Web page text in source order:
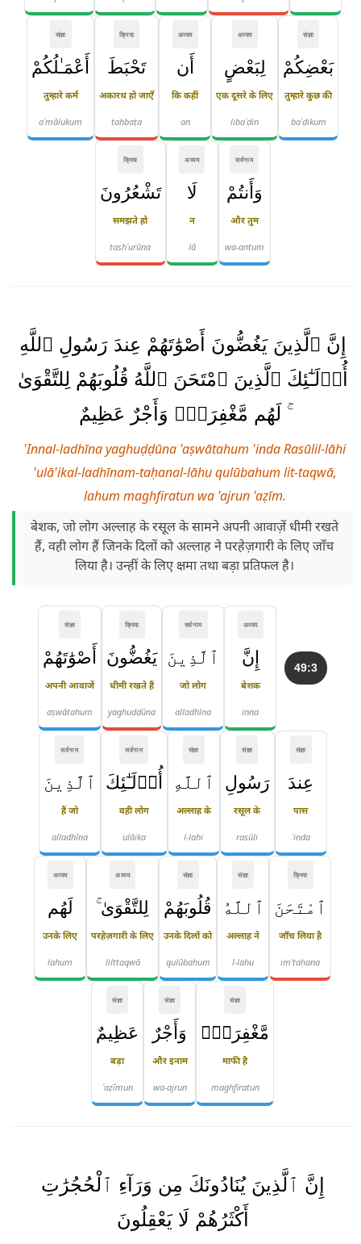
संज्ञा
بَعْضِكُمْ
तुम्हारे कुछ की
baʿḍikum
अव्यय
لِبَعْضٍ
एक दूसरे के लिए
libaʿḍin
अव्यय
أَن
कि कहीं
an
क्रिया
تَحْبَطَ
अकारथ हो जाएँ
taḥbaṭa
संज्ञा
أَعْمَـٰلُكُمْ
तुम्हारे कर्म
aʿmālukum
सर्वनाम
وَأَنتُمْ
और तुम
wa-antum
अव्यय
لَا
न
lā
क्रिया
تَشْعُرُونَ
समझते हो
tashʿurūna
إِنَّ ٱلَّذِينَ يَغُضُّونَ أَصْوَٰتَهُمْ عِندَ رَسُولِ ٱللَّهِ
أُو۟لَـٰٓئِكَ ٱلَّذِينَ ٱمْتَحَنَ ٱللَّهُ قُلُوبَهُمْ لِلتَّقْوَىٰ
ۚ لَهُم مَّغْفِرَةٌۭ وَأَجْرٌ عَظِيمٌ
'Innal-ladhīna yaghuḍḍūna 'aṣwātahum 'inda Rasūlil-lāhi
'ulā'ikal-ladhīnam-taḥanal-lāhu qulūbahum lit-taqwā,
lahum maghfiratun wa 'ajrun 'aẓīm.
बेशक, जो लोग अल्लाह के रसूल के सामने अपनी आवाज़ें धीमी रखते
हैं, वही लोग हैं जिनके दिलों को अल्लाह ने परहेज़गारी के लिए जाँच
लिया है। उन्हीं के लिए क्षमा तथा बड़ा प्रतिफल है।
49:3
अव्यय
إِنَّ
बेशक
inna
सर्वनाम
ٱلَّذِينَ
जो लोग
alladhīna
क्रिया
يَغُضُّونَ
धीमी रखते हैं
yaghuḍḍūna
संज्ञा
أَصْوَٰتَهُمْ
अपनी आवाजें
aṣwātahum
संज्ञा
عِندَ
पास
ʿinda
संज्ञा
رَسُولِ
रसूल के
rasūli
संज्ञा
ٱللَّهِ
अल्लाह के
l-lahi
सर्वनाम
أُو۟لَـٰٓئِكَ
वही लोग
ulāika
सर्वनाम
ٱلَّذِينَ
हैं जो
alladhīna
क्रिया
ٱمْتَحَنَ
जाँच लिया है
im'taḥana
संज्ञा
ٱللَّهُ
अल्लाह ने
l-lahu
संज्ञा
قُلُوبَهُمْ
उनके दिलों को
qulūbahum
अव्यय
لِلتَّقْوَىٰ ۚ
परहेज़गारी के लिए
lilttaqwā
अव्यय
لَهُم
उनके लिए
lahum
संज्ञा
مَّغْفِرَةٌۭ
माफी है
maghfiratun
संज्ञा
وَأَجْرٌ
और इनाम
wa-ajrun
संज्ञा
عَظِيمٌ
बड़ा
ʿaẓīmun
إِنَّ ٱلَّذِينَ يُنَادُونَكَ مِن وَرَآءِ ٱلْحُجُرَٰتِ
أَكْثَرُهُمْ لَا يَعْقِلُونَ